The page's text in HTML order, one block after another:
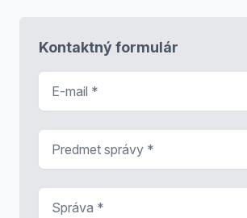
Kontaktný formulár